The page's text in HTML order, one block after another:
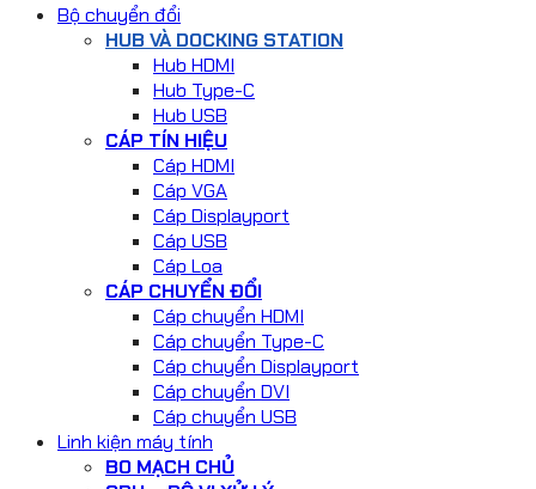
Bộ chuyển đổi
HUB VÀ DOCKING STATION
Hub HDMI
Hub Type-C
Hub USB
CÁP TÍN HIỆU
Cáp HDMI
Cáp VGA
Cáp Displayport
Cáp USB
Cáp Loa
CÁP CHUYỂN ĐỔI
Cáp chuyển HDMI
Cáp chuyển Type-C
Cáp chuyển Displayport
Cáp chuyển DVI
Cáp chuyển USB
Linh kiện máy tính
BO MẠCH CHỦ